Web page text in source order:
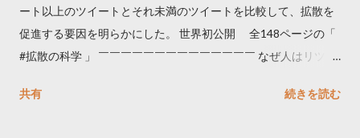
ート以上のツイートとそれ未満のツイートを比較して、拡散を
促進する要因を明らかにした。 世界初公開 全148ページの「
#拡散の科学 」 ￣￣￣￣￣￣￣￣￣￣￣￣￣￣ なぜ人はリツイ
学しました。 ー バズの目安は1300リツイート ー 人は16の熱量
共有 続きを読む